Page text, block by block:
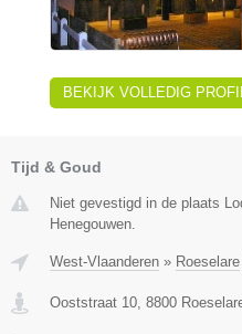
BEKIJK VOLLEDIG
Tijd & Goud
Niet gevestigd in de plaats
Henegouwen.
West-Vlaanderen » Roeselare
Ooststraat 10 8800